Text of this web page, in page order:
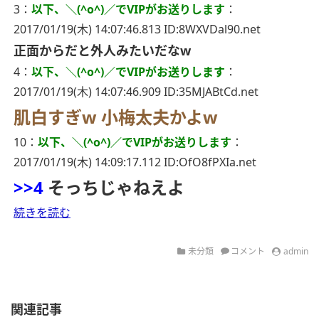
3： 以下、＼(^o^)／でVIPがお送りします ：
2017/01/19(木) 14:07:46.813 ID:8WXVDal90.net
正面からだと外人みたいだなw
4： 以下、＼(^o^)／でVIPがお送りします ：
2017/01/19(木) 14:07:46.909 ID:35MJABtCd.net
肌白すぎw小梅太夫かよw
10： 以下、＼(^o^)／でVIPがお送りします ：
2017/01/19(木) 14:09:17.112 ID:OfO8fPXIa.net
>>4 そっちじゃねえよ
続きを読む
未分類 コメント admin
関連記事